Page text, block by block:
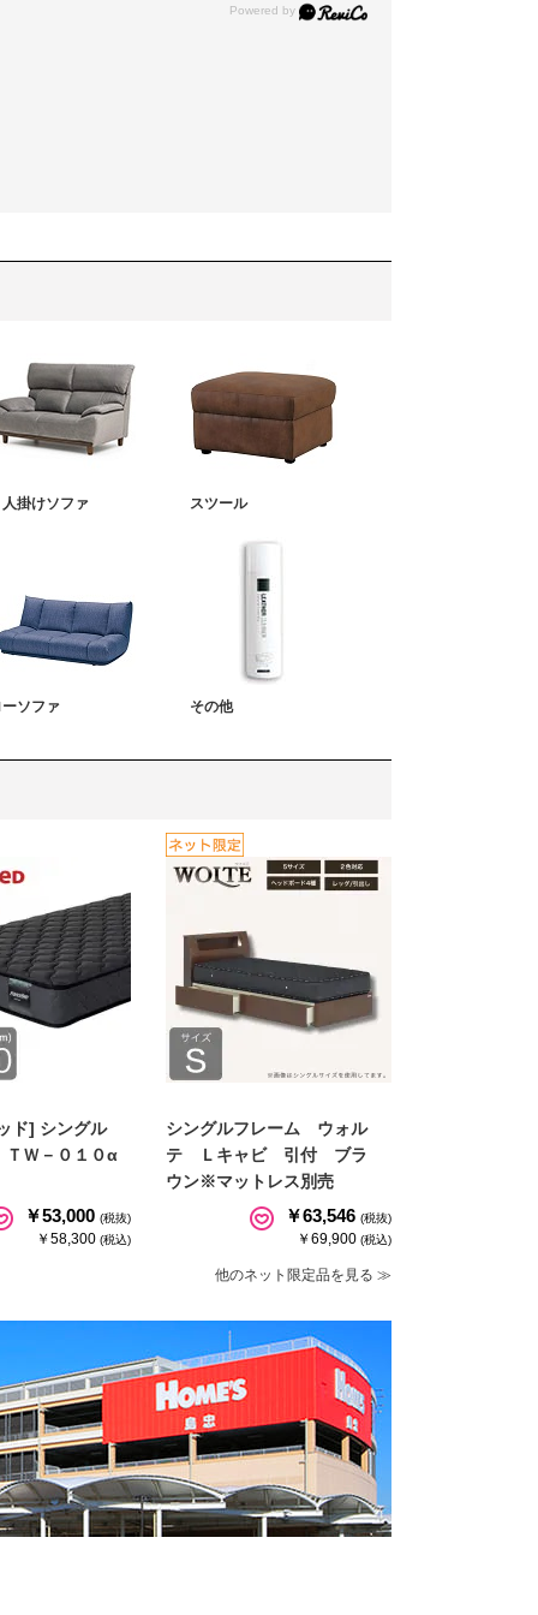
掛けソファ スツール
ソファ その他
ド] シングル
Ｗ－０１０α
￥53,000 (税抜)
￥58,300 (税込)
シングルフレーム ウォル
テ Ｌキャビ 引付 ブラ
ウン※マットレス別売
￥63,546 (税抜)
￥69,900 (税込)
他のネット限定品を見る ≫